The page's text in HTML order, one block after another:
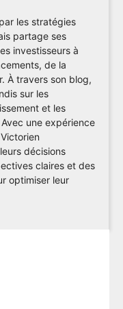
les stratégies
partage ses
investisseurs à
de la
À travers son blog,
sur les
et les
une expérience
décisions
claires et des
optimiser leur